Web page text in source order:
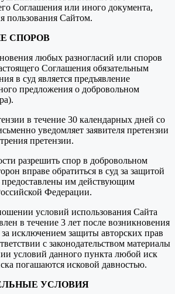
Соглашения или иного документа,
пользования Сайтом.
СПОРОВ
любых разногласий или споров
Соглашения обязательным
в суд является предъявление
предложения о добровольном
в течение 30 календарных дней со
уведомляет заявителя претензии
претензии.
разрешить спор в добровольном
вправе обратиться в суд за защитой
предоставлены им действующим
Федерации.
условий использования Сайта
в течение 3 лет после возникновения
исключением защиты авторских прав
с законодательством материалы
условий данного пункта любой иск
погашаются исковой давностью.
УСЛОВИЯ